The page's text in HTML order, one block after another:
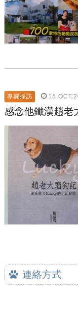
專欄採訪
感念他鐵漢趙老
連絡方式